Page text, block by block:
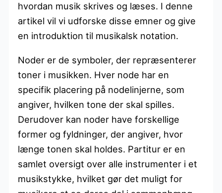
hvordan musik skrives og læses. I denne
artikel vil vi udforske disse emner og give
en introduktion til musikalsk notation.
Noder er de symboler, der repræsenterer
toner i musikken. Hver node har en
specifik placering på nodelinjerne, som
angiver, hvilken tone der skal spilles.
Derudover kan noder have forskellige
former og fyldninger, der angiver, hvor
længe tonen skal holdes. Partitur er en
samlet oversigt over alle instrumenter i et
musikstykke, hvilket gør det muligt for